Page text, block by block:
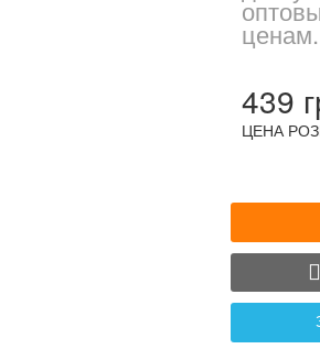
ценам.
439
ЦЕНА